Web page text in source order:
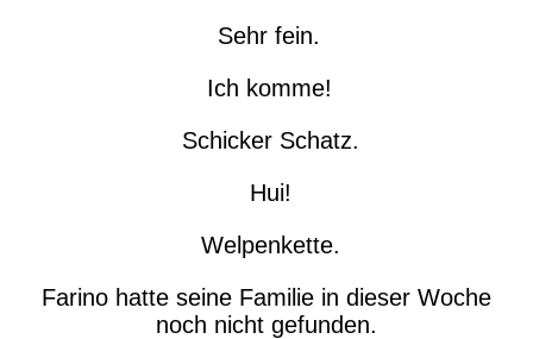
Sehr fein.
Ich komme!
Schicker Schatz.
Hui!
Welpenkette.
Farino hatte seine Familie in dieser Woche
noch nicht gefunden.